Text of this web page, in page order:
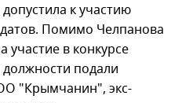
к участию
Помимо Челпанова
в конкурсе
подали
"Крымчанин", экс-